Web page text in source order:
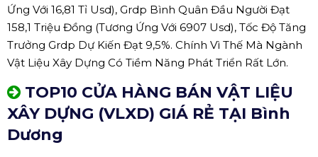
Ứng Với 16,81 Tỉ Usd), Grdp Bình Quân Đầu Người Đạt
158,1 Triệu Đồng (Tương Ứng Với 6907 Usd), Tốc Độ Tăng
Trưởng Grdp Dự Kiến Đạt 9,5%. Chính Vì Thế Mà Ngành
Vật Liệu Xây Dựng Có Tiềm Năng Phát Triển Rất Lớn.
TOP10 CỬA HÀNG BÁN VẬT LIỆU
XÂY DỰNG (VLXD) GIÁ RẺ TẠI Bình
Dương